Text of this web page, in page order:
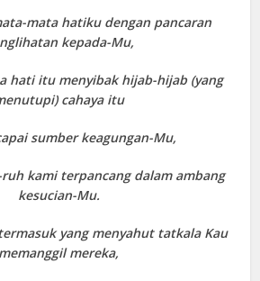
mata hatiku dengan pancaran
kepada-Mu,
hati itu menyibak hijab-hijab (yang
cahaya itu
sumber keagungan-Mu,
kami terpancang dalam ambang
kesucian-Mu.
yang menyahut tatkala Kau
memanggil mereka,